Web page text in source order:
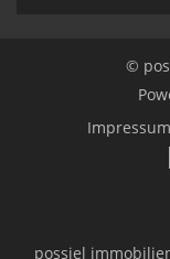
©
Impressum
possiel